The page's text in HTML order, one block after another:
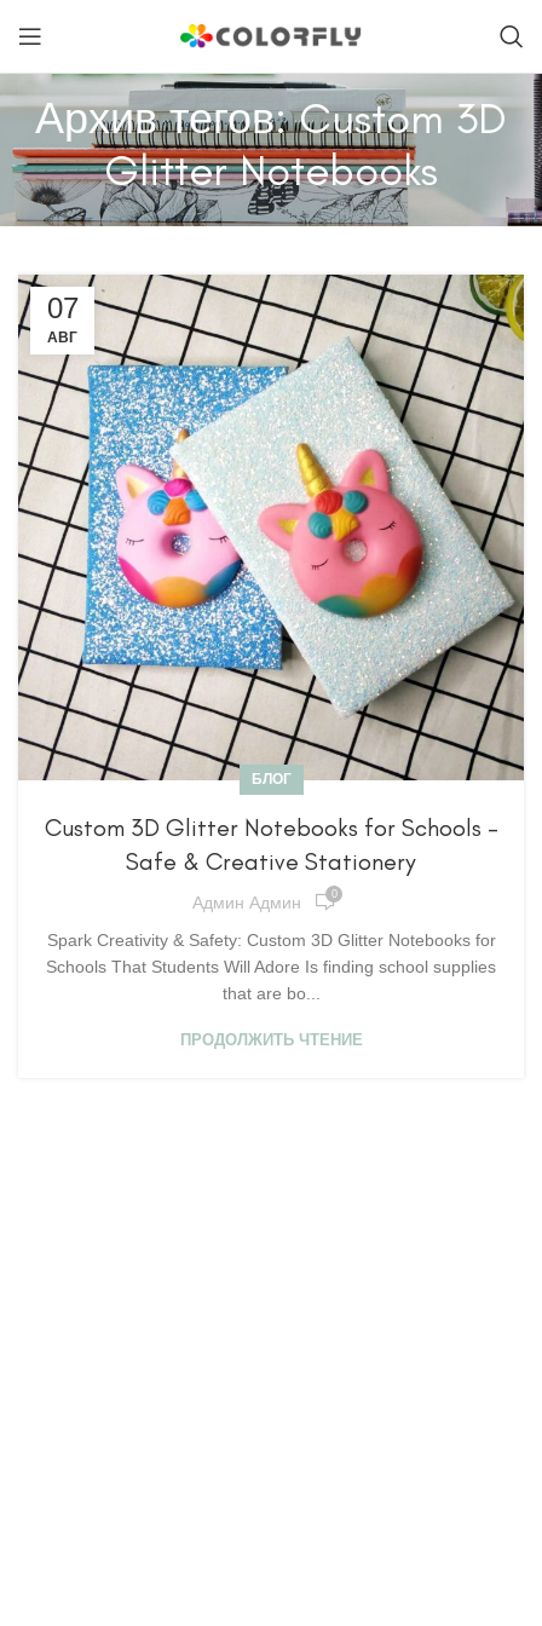
Архив тегов: Custom 3D
Glitter Notebooks
07
АВГ
БЛОГ
Custom 3D Glitter Notebooks for Schools –
Safe & Creative Stationery
Админ Админ 0
Spark Creativity & Safety: Custom 3D Glitter Notebooks for
Schools That Students Will Adore Is finding school supplies
that are bo...
ПРОДОЛЖИТЬ ЧТЕНИЕ